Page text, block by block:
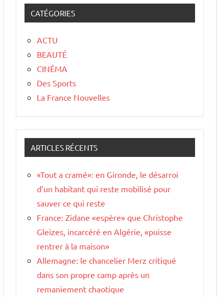
CATÉGORIES
ACTU
BEAUTÉ
CINÉMA
Des Sports
La France Nouvelles
ARTICLES RÉCENTS
«Tout a cramé»: en Gironde, le désarroi
d’un habitant qui reste mobilisé pour
sauver ce qui reste
France: Zidane «espère» que Christophe
Gleizes, incarcéré en Algérie, «puisse
rentrer à la maison»
Allemagne: le chancelier Merz critiqué
dans son propre camp après un
remaniement chaotique